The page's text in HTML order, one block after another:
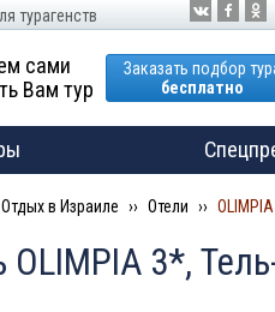
турагенств
сами
Вам тур
Заказать подбор
бесплатно
Отдых в Израиле Отели OLIMPIA
OLIMPIA 3*,